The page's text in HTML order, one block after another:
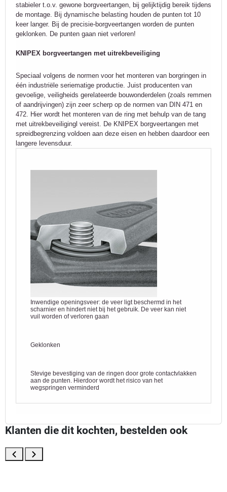
stabieler t.o.v. gewone borgveertangen, bij gelijktijdig bereik tijdens
de montage. Bij dynamische belasting houden de punten tot 10
keer langer. Bij de precisie-borgveertangen worden de punten
geklonken. De punten gaan niet verloren!
KNIPEX borgveertangen met uitrekbeveiliging
Speciaal volgens de normen voor het monteren van borgringen in
één industriële seriematige productie. Juist producenten van
gevoelige, veiligheids gerelateerde bouwonderdelen (zoals remmen
of aandrijvingen) zijn zeer scherp op de normen van DIN 471 en
472. Hier wordt het monteren van de ring met behulp van de tang
met uitrekbeveiligingl vereist. De KNIPEX borgveertangen met
spreidbegrenzing voldoen aan deze eisen en hebben daardoor een
langere levensduur.
Inwendige openingsveer: de veer ligt beschermd in het
scharnier en hindert niet bij het gebruik. De veer kan niet
vuil worden of verloren gaan
Geklonken
Stevige bevestiging van de ringen door grote contactvlakken
aan de punten. Hierdoor wordt het risico van het
wegspringen verminderd
Klanten die dit kochten, bestelden ook